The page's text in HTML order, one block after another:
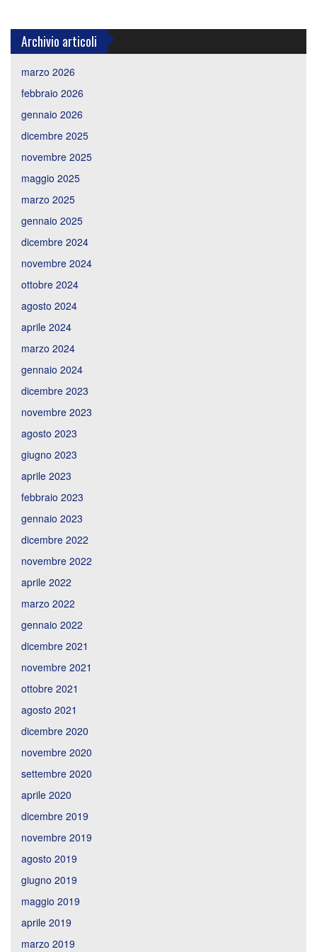
Archivio articoli
marzo 2026
febbraio 2026
gennaio 2026
dicembre 2025
novembre 2025
maggio 2025
marzo 2025
gennaio 2025
dicembre 2024
novembre 2024
ottobre 2024
agosto 2024
aprile 2024
marzo 2024
gennaio 2024
dicembre 2023
novembre 2023
agosto 2023
giugno 2023
aprile 2023
febbraio 2023
gennaio 2023
dicembre 2022
novembre 2022
aprile 2022
marzo 2022
gennaio 2022
dicembre 2021
novembre 2021
ottobre 2021
agosto 2021
dicembre 2020
novembre 2020
settembre 2020
aprile 2020
dicembre 2019
novembre 2019
agosto 2019
giugno 2019
maggio 2019
aprile 2019
marzo 2019